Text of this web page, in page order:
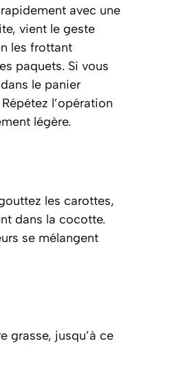
avec une
vient le geste
les frottant
paquets. Si vous
le panier
l’opération
légère.
les carottes,
dans la cocotte.
se mélangent
grasse, jusqu’à ce